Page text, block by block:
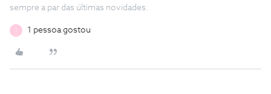
sempre a par das últimas novidades.
1 pessoa gostou